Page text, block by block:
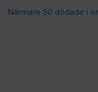
Närmare 50 dödade i